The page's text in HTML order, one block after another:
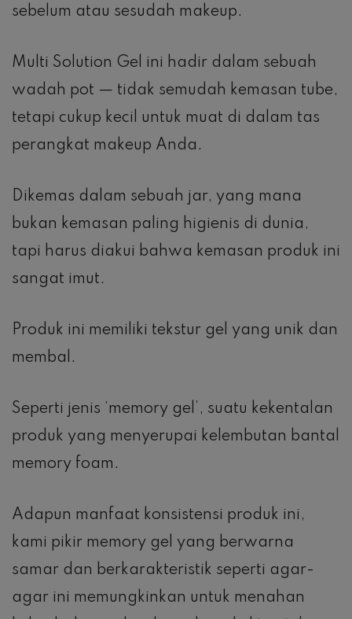
sebelum atau sesudah makeup.
Multi Solution Gel ini hadir dalam sebuah
wadah pot — tidak semudah kemasan tube,
tetapi cukup kecil untuk muat di dalam tas
perangkat makeup Anda.
Dikemas dalam sebuah jar, yang mana
bukan kemasan paling higienis di dunia,
tapi harus diakui bahwa kemasan produk ini
sangat imut.
Produk ini memiliki tekstur gel yang unik dan
membal.
Seperti jenis ‘memory gel’, suatu kekentalan
produk yang menyerupai kelembutan bantal
memory foam.
Adapun manfaat konsistensi produk ini,
kami pikir memory gel yang berwarna
samar dan berkarakteristik seperti agar-
agar ini memungkinkan untuk menahan